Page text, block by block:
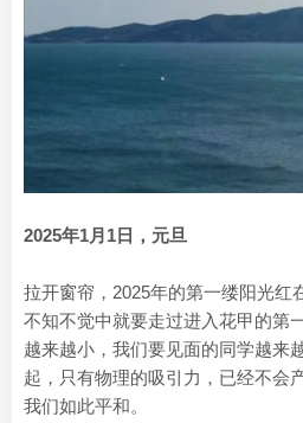
2025年1月1日，元旦
拉开窗帘，2025年的第一缕阳光红
不知不觉中就要走过进入花甲的第
越来越小，我们要见面的同学越来
起，只有物理的吸引力，已经不会
我们如此平和。